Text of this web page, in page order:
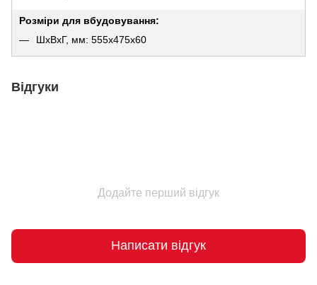
Розміри для вбудовування:
ШхВхГ, мм: 555х475х60
Відгуки
Додайте перший відгук
Написати відгук